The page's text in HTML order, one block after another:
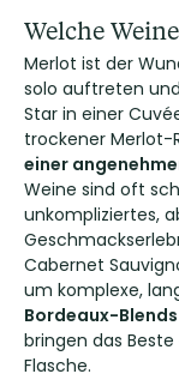
Welche
Merlot ist der
solo auftreten
Star in einer
trockener Merlot-
einer
Weine sind oft
unkompliziertes,
Cabernet
um komplexe,
Bordeaux-Blends
bringen das
Flasche.